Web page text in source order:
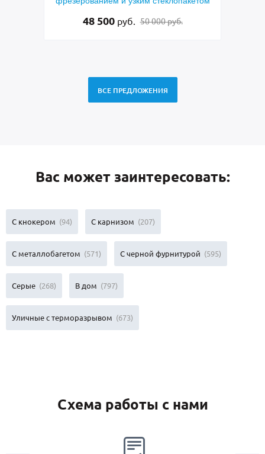
48 500руб. 50 000 руб.
ВСЕ ПРЕДЛОЖЕНИЯ
Вас может заинтересовать:
С кнокером (94) С карнизом (207)
С металлобагетом (571) С черной фурнитурой (595)
Серые (268) В дом (797)
Уличные с терморазрывом (673)
Схема работы с нами